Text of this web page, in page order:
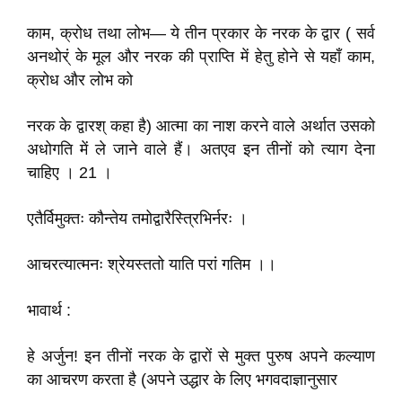
काम, क्रोध तथा लोभ— ये तीन प्रकार के नरक के द्वार ( सर्व
अनथोर्ं के मूल और नरक की प्राप्ति में हेतु होने से यहाँ काम,
क्रोध और लोभ को
नरक के द्वारश् कहा है) आत्मा का नाश करने वाले अर्थात उसको
अधोगति में ले जाने वाले हैं। अतएव इन तीनों को त्याग देना
चाहिए । 21 ।
एतैर्विमुक्तः कौन्तेय तमोद्वारैस्त्रिभिर्नरः ।
आचरत्यात्मनः श्रेयस्ततो याति परां गतिम ।।
भावार्थ :
हे अर्जुन! इन तीनों नरक के द्वारों से मुक्त पुरुष अपने कल्याण
का आचरण करता है (अपने उद्धार के लिए भगवदाज्ञानुसार